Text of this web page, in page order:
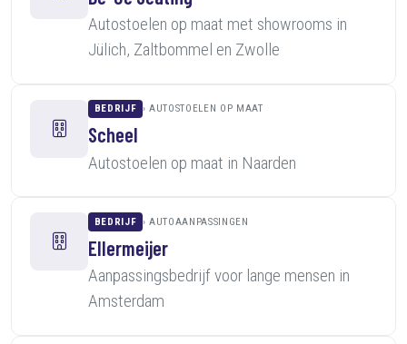
Autostoelen op maat met showrooms in
Jülich, Zaltbommel en Zwolle
BEDRIJF AUTOSTOELEN OP MAAT
Scheel
Autostoelen op maat in Naarden
BEDRIJF AUTOAANPASSINGEN
Ellermeijer
Aanpassingsbedrijf voor lange mensen in
Amsterdam